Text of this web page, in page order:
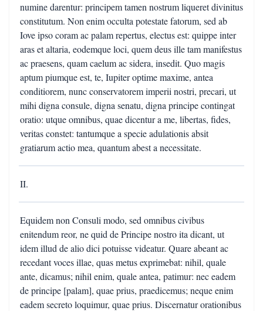
numine darentur: principem tamen nostrum liqueret divinitus
constitutum. Non enim occulta potestate fatorum, sed ab
Iove ipso coram ac palam repertus, electus est: quippe inter
aras et altaria, eodemque loci, quem deus ille tam manifestus
ac praesens, quam caelum ac sidera, insedit. Quo magis
aptum piumque est, te, Iupiter optime maxime, antea
conditiorem, nunc conservatorem imperii nostri, precari, ut
mihi digna consule, digna senatu, digna principe contingat
oratio: utque omnibus, quae dicentur a me, libertas, fides,
veritas constet: tantumque a specie adulationis absit
gratiarum actio mea, quantum abest a necessitate.
II.
Equidem non Consuli modo, sed omnibus civibus
enitendum reor, ne quid de Principe nostro ita dicant, ut
idem illud de alio dici potuisse videatur. Quare abeant ac
recedant voces illae, quas metus exprimebat: nihil, quale
ante, dicamus; nihil enim, quale antea, patimur: nec eadem
de principe [palam], quae prius, praedicemus; neque enim
eadem secreto loquimur, quae prius. Discernatur orationibus